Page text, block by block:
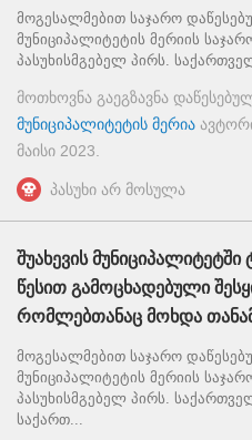
მოგესალმებით საჯარო
მუნიციპალიტეტის მერიის
პასუხისმგებელ პირს.
მოთხოვნა გაეგზავნა
მუნიციპალიტეტის მერია
მაისი 2023
პასუხი არ მოსულა
შუახევის
წესით გამოცხადებული
რომლებთანაც მოხდა
მოგესალმებით საჯარო
მუნიციპალიტეტის მერიის
პასუხისმგებელ პირს.
საქართ...